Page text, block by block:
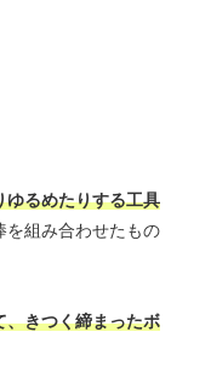
ゆるめたりする工具
を組み合わせたもの
、きつく締まったボ